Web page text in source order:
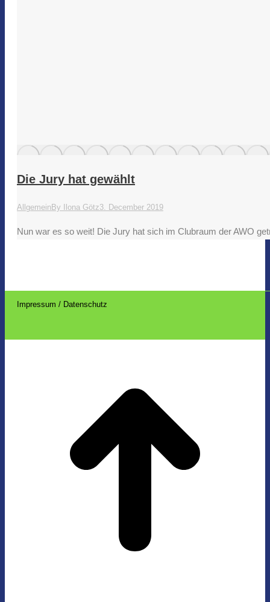
Die Jury hat gewählt
AllgemeinBy Ilona Götz3. December 2019
Nun war es so weit! Die Jury hat sich im Clubraum der AWO
Impressum / Datenschutz